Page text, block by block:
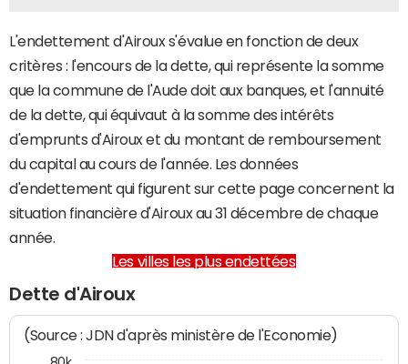
L'endettement d'Airoux s'évalue en fonction de deux
critères : l'encours de la dette, qui représente la somme
que la commune de l'Aude doit aux banques, et l'annuité
de la dette, qui équivaut à la somme des intérêts
d'emprunts d'Airoux et du montant de remboursement
du capital au cours de l'année. Les données
d'endettement qui figurent sur cette page concernent la
situation financière d'Airoux au 31 décembre de chaque
année.
Les villes les plus endettées
Dette d'Airoux
(Source : JDN d'après ministère de l'Economie)